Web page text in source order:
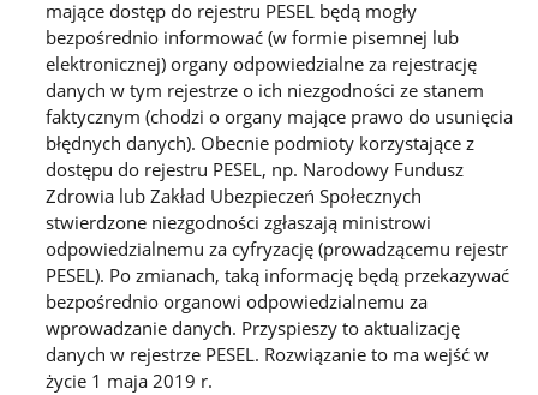
mające dostęp do rejestru PESEL będą mogły
bezpośrednio informować (w formie pisemnej lub
elektronicznej) organy odpowiedzialne za rejestrację
danych w tym rejestrze o ich niezgodności ze stanem
faktycznym (chodzi o organy mające prawo do usunięcia
błędnych danych). Obecnie podmioty korzystające z
dostępu do rejestru PESEL, np. Narodowy Fundusz
Zdrowia lub Zakład Ubezpieczeń Społecznych
stwierdzone niezgodności zgłaszają ministrowi
odpowiedzialnemu za cyfryzację (prowadzącemu rejestr
PESEL). Po zmianach, taką informację będą przekazywać
bezpośrednio organowi odpowiedzialnemu za
wprowadzanie danych. Przyspieszy to aktualizację
danych w rejestrze PESEL. Rozwiązanie to ma wejść w
życie 1 maja 2019 r.